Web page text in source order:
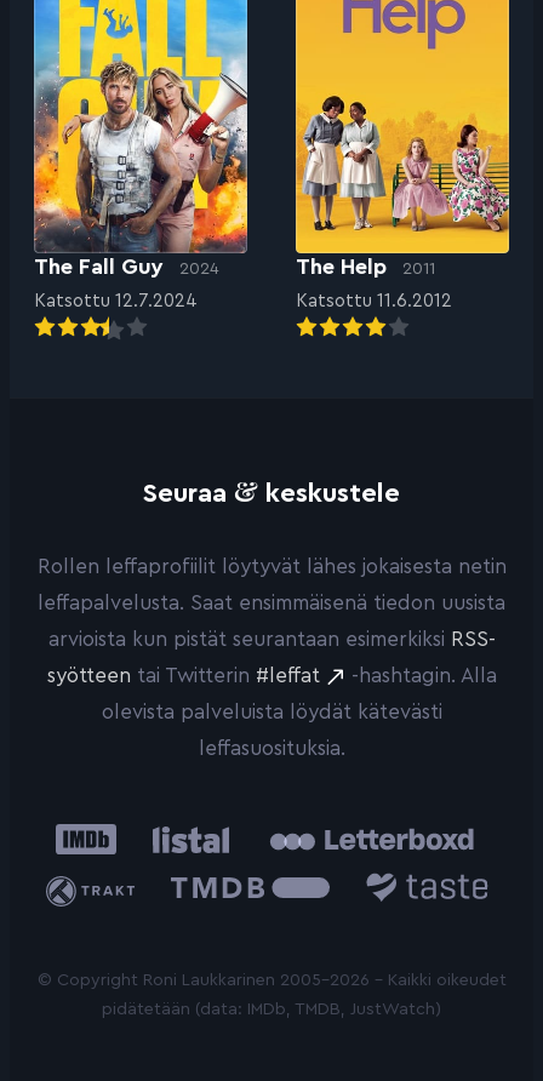
The Fall Guy 2024
Katsottu 12.7.2024
The Help 2011
Katsottu 11.6.2012
Seuraa & keskustele
Rollen leffaprofiilit löytyvät lähes jokaisesta netin
leffapalvelusta. Saat ensimmäisenä tiedon uusista
arvioista kun pistät seurantaan esimerkiksi RSS-
syötteen tai Twitterin #leffat
-hashtagin. Alla
olevista palveluista löydät kätevästi
leffasuosituksia.
IMDb Listal
Trakt
Database
© Copyright Roni Laukkarinen 2005-2026 - Kaikki oikeudet
pidätetään (data: IMDb, TMDB, JustWatch)